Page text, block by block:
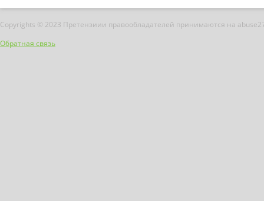
Copyrights © 2023 Претензиии правообладателей принимаются на
Обратная связь